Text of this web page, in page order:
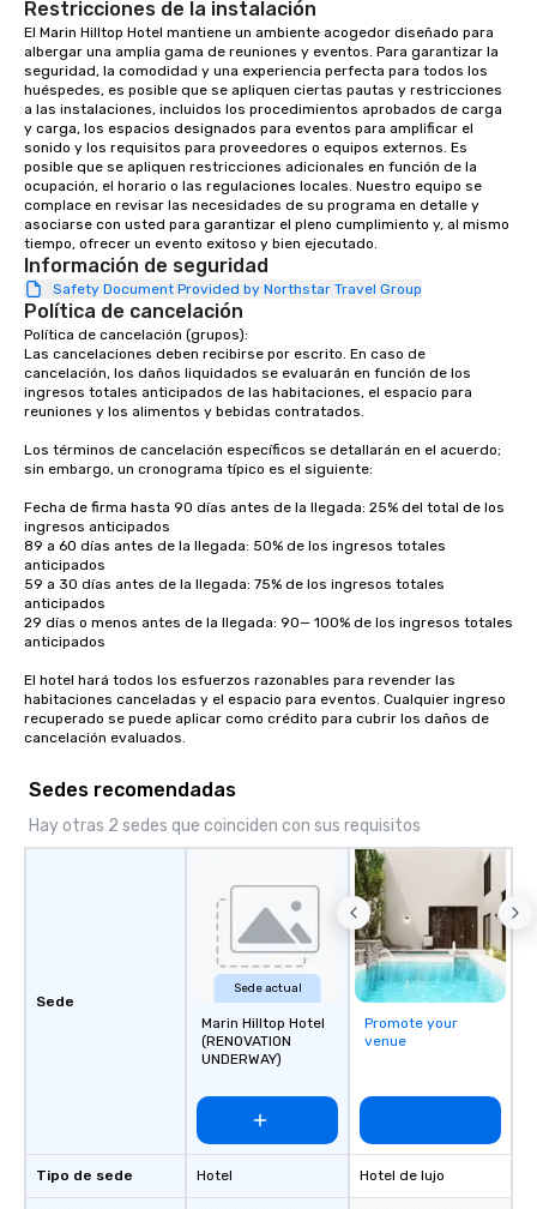
Restricciones de la instalación
El Marin Hilltop Hotel mantiene un ambiente acogedor diseñado para
albergar una amplia gama de reuniones y eventos. Para garantizar la
seguridad, la comodidad y una experiencia perfecta para todos los
huéspedes, es posible que se apliquen ciertas pautas y restricciones
a las instalaciones, incluidos los procedimientos aprobados de carga
y carga, los espacios designados para eventos para amplificar el
sonido y los requisitos para proveedores o equipos externos. Es
posible que se apliquen restricciones adicionales en función de la
ocupación, el horario o las regulaciones locales. Nuestro equipo se
complace en revisar las necesidades de su programa en detalle y
asociarse con usted para garantizar el pleno cumplimiento y, al mismo
tiempo, ofrecer un evento exitoso y bien ejecutado.
Información de seguridad
Safety Document Provided by Northstar Travel Group
Política de cancelación
Política de cancelación (grupos):
Las cancelaciones deben recibirse por escrito. En caso de
cancelación, los daños liquidados se evaluarán en función de los
ingresos totales anticipados de las habitaciones, el espacio para
reuniones y los alimentos y bebidas contratados.
Los términos de cancelación específicos se detallarán en el acuerdo;
sin embargo, un cronograma típico es el siguiente:
Fecha de firma hasta 90 días antes de la llegada: 25% del total de los
ingresos anticipados
89 a 60 días antes de la llegada: 50% de los ingresos totales
anticipados
59 a 30 días antes de la llegada: 75% de los ingresos totales
anticipados
29 días o menos antes de la llegada: 90— 100% de los ingresos totales
anticipados
El hotel hará todos los esfuerzos razonables para revender las
habitaciones canceladas y el espacio para eventos. Cualquier ingreso
recuperado se puede aplicar como crédito para cubrir los daños de
cancelación evaluados.
Sedes recomendadas
Hay otras 2 sedes que coinciden con sus requisitos
Sede
Tipo de sede
Sede actual
Marin Hilltop Hotel
(RENOVATION
UNDERWAY)
Hotel
Promote your
venue
Hotel de lujo